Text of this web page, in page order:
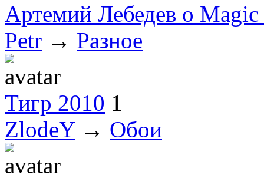
Артемий Лебедев о Magic
Petr → Разное
Тигр 2010 1
ZlodeY→ Обои